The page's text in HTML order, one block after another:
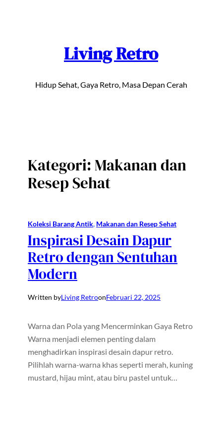
Living Retro
Hidup Sehat, Gaya Retro, Masa Depan Cerah
Kategori:Makanan dan
Resep Sehat
Koleksi Barang Antik, Makanan dan Resep Sehat
Inspirasi Desain Dapur
Retro dengan Sentuhan
Modern
Written byLiving RetroonFebruari 22, 2025
Warna dan Pola yang Mencerminkan Gaya Retro
Warna menjadi elemen penting dalam
menghadirkan inspirasi desain dapur retro.
Pilihlah warna-warna khas seperti merah, kuning
mustard, hijau mint, atau biru pastel untuk…